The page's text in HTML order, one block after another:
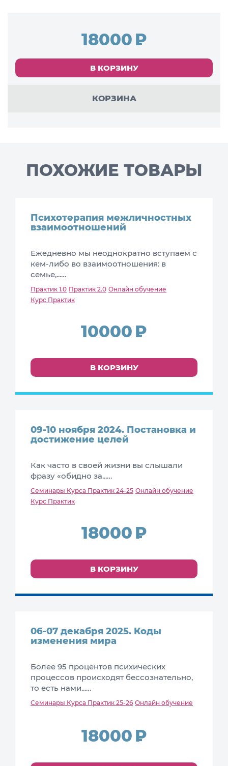
18000
В КОРЗИНУ
КОРЗИНА
ПОХОЖИЕ ТОВАРЫ
Психотерапия межличностных
взаимоотношений
Ежедневно мы неоднократно вступаем с
кем-либо во взаимоотношения: в
семье,...…
Практик 1.0 Практик 2.0 Онлайн обучение
Курс Практик
10000
В КОРЗИНУ
09-10 ноября 2024. Постановка и
достижение целей
Как часто в своей жизни вы слышали
фразу «обидно за...…
Семинары Курса Практик 24-25 Онлайн обучение
Курс Практик
18000
В КОРЗИНУ
06-07 декабря 2025. Коды
изменения мира
Более 95 процентов психических
процессов происходят бессознательно,
то есть нами...…
Семинары Курса Практик 25-26 Онлайн обучение
18000